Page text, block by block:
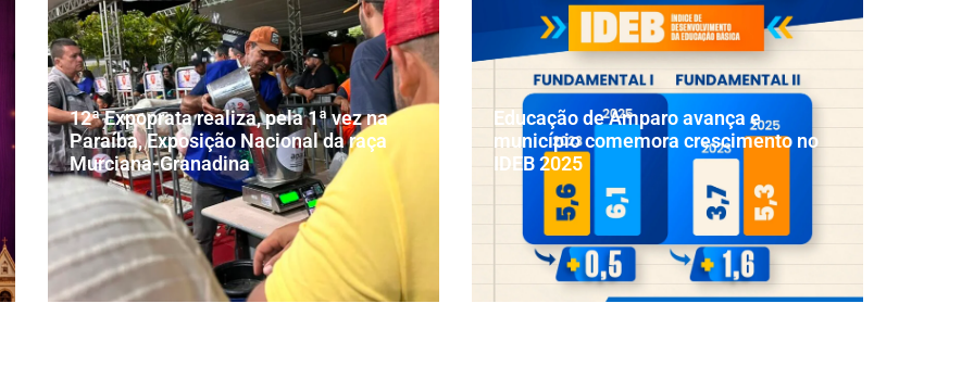
12ª Expoprata realiza, pela 1ª vez na
Paraíba, Exposição Nacional da raça
Murciana-Granadina
Educação de Amparo avança e
município comemora crescimento no
IDEB 2025